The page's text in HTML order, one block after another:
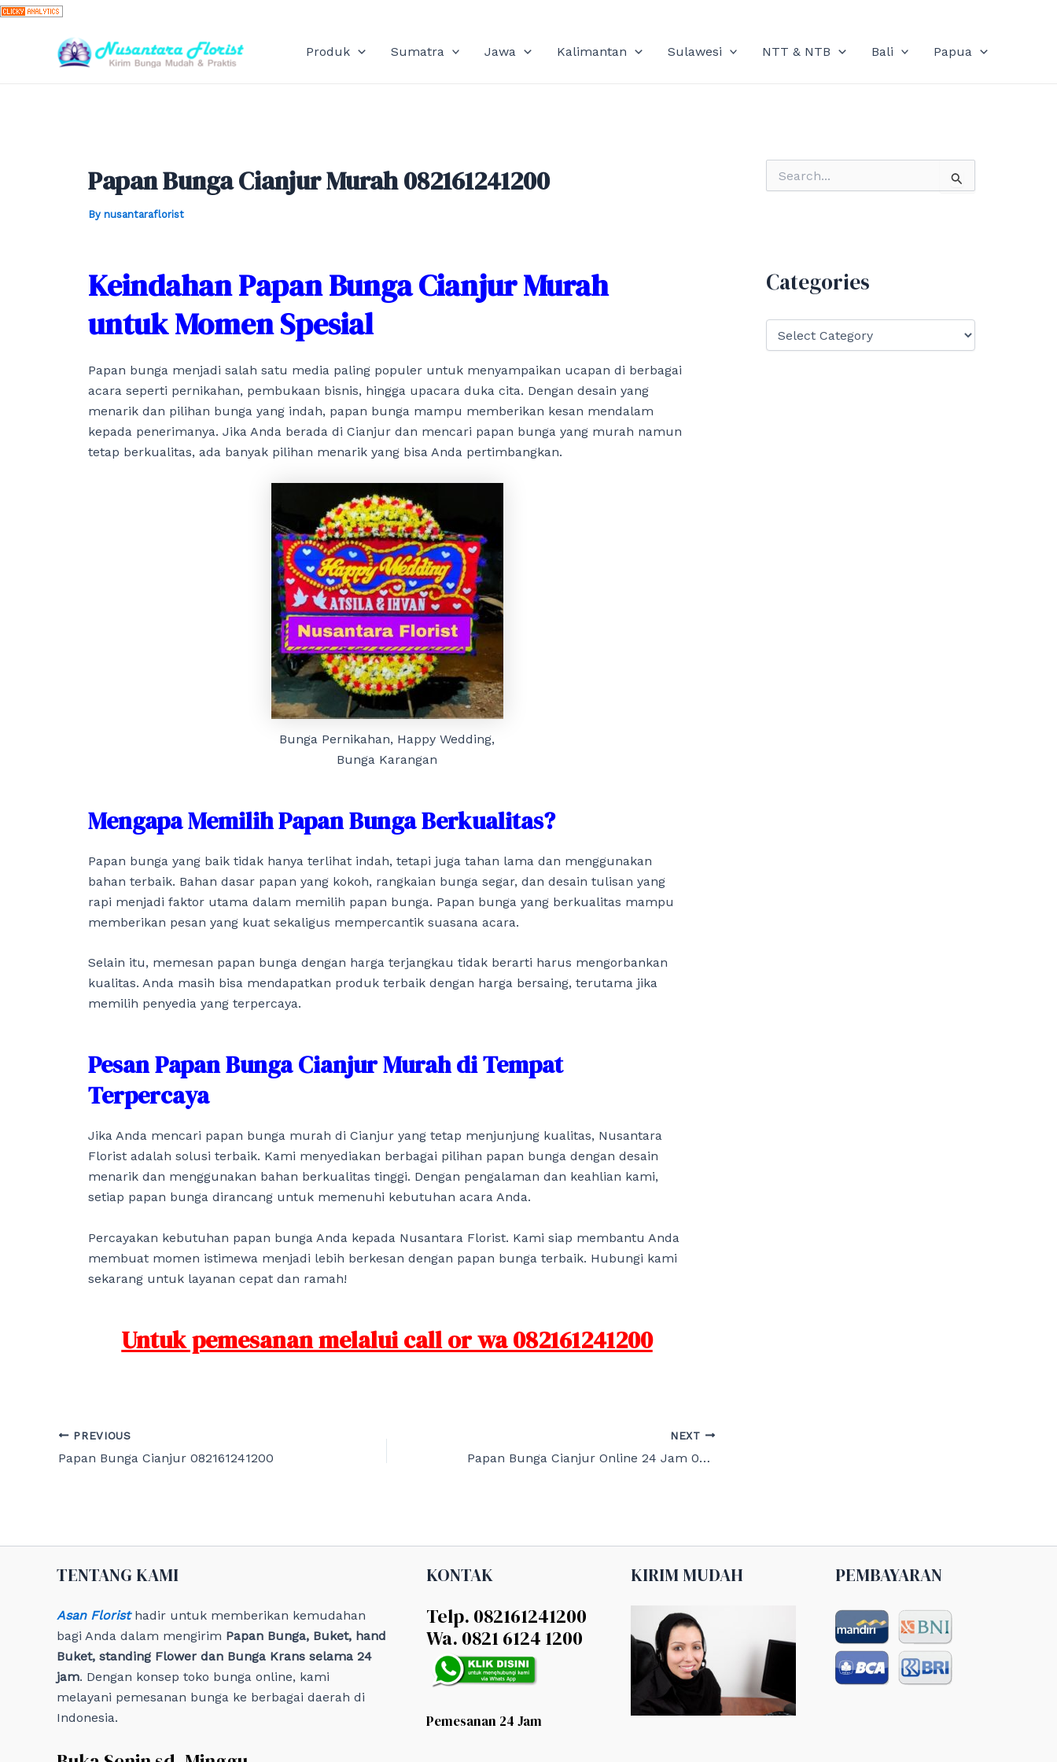
Skip
content
Produk Sumatra Jawa Kalimantan Sulawesi NTT & NTB Bali Papua
Papan Bunga Cianjur Murah 082161241200
By nusantaraflorist
Keindahan Papan Bunga Cianjur Murah
untuk Momen Spesial
Papan bunga menjadi salah satu media paling populer untuk menyampaikan ucapan di berbagai
acara seperti pernikahan, pembukaan bisnis, hingga upacara duka cita. Dengan desain yang
menarik dan pilihan bunga yang indah, papan bunga mampu memberikan kesan mendalam
kepada penerimanya. Jika Anda berada di Cianjur dan mencari papan bunga yang murah namun
tetap berkualitas, ada banyak pilihan menarik yang bisa Anda pertimbangkan.
Bunga Pernikahan, Happy Wedding,
Bunga Karangan
Mengapa Memilih Papan Bunga Berkualitas?
Papan bunga yang baik tidak hanya terlihat indah, tetapi juga tahan lama dan menggunakan
bahan terbaik. Bahan dasar papan yang kokoh, rangkaian bunga segar, dan desain tulisan yang
rapi menjadi faktor utama dalam memilih papan bunga. Papan bunga yang berkualitas mampu
memberikan pesan yang kuat sekaligus mempercantik suasana acara.
Selain itu, memesan papan bunga dengan harga terjangkau tidak berarti harus mengorbankan
kualitas. Anda masih bisa mendapatkan produk terbaik dengan harga bersaing, terutama jika
memilih penyedia yang terpercaya.
Pesan Papan Bunga Cianjur Murah di Tempat
Terpercaya
Jika Anda mencari papan bunga murah di Cianjur yang tetap menjunjung kualitas, Nusantara
Florist adalah solusi terbaik. Kami menyediakan berbagai pilihan papan bunga dengan desain
menarik dan menggunakan bahan berkualitas tinggi. Dengan pengalaman dan keahlian kami,
setiap papan bunga dirancang untuk memenuhi kebutuhan acara Anda.
Percayakan kebutuhan papan bunga Anda kepada Nusantara Florist. Kami siap membantu Anda
membuat momen istimewa menjadi lebih berkesan dengan papan bunga terbaik. Hubungi kami
sekarang untuk layanan cepat dan ramah!
Untuk pemesanan melalui call or wa 082161241200
Post
navigation
PREVIOUS
Papan Bunga Cianjur 082161241200
NEXT
Papan Bunga Cianjur Online 24 Jam 082161241200
o
Categories
TENTANG KAMI
Asan Floristhadir untuk memberikan kemudahan
bagi Anda dalam mengirim Papan Bunga, Buket, hand
Buket, standing Flower dan Bunga Krans selama 24
jam. Dengan konsep toko bunga online, kami
melayani pemesanan bunga ke berbagai daerah di
Indonesia.
KONTAK
Telp. 082161241200
Wa. 0821 6124 1200
Pemesanan 24 Jam
KIRIM MUDAH PEMBAYARAN